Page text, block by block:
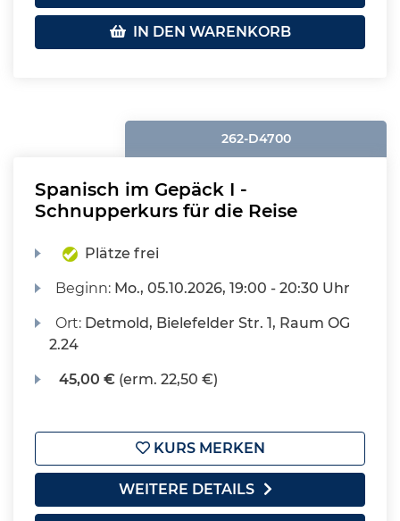
IN DEN WARENKORB
262-D4700
Spanisch im Gepäck I -
Schnupperkurs für die Reise
Plätze frei
Beginn: Mo., 05.10.2026, 19:00 - 20:30 Uhr
Ort: Detmold, Bielefelder Str. 1, Raum OG
2.24
45,00 € (erm. 22,50 €)
KURS MERKEN
WEITERE DETAILS